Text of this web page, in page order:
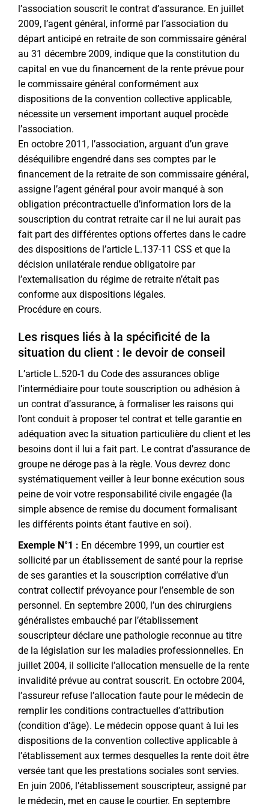
l’association souscrit le contrat d’assurance. En juillet
2009, l’agent général, informé par l’association du
départ anticipé en retraite de son commissaire général
au 31 décembre 2009, indique que la constitution du
capital en vue du financement de la rente prévue pour
le commissaire général conformément aux
dispositions de la convention collective applicable,
nécessite un versement important auquel procède
l’association.
En octobre 2011, l’association, arguant d’un grave
déséquilibre engendré dans ses comptes par le
financement de la retraite de son commissaire général,
assigne l’agent général pour avoir manqué à son
obligation précontractuelle d’information lors de la
souscription du contrat retraite car il ne lui aurait pas
fait part des différentes options offertes dans le cadre
des dispositions de l’article L.137-11 CSS et que la
décision unilatérale rendue obligatoire par
l’externalisation du régime de retraite n’était pas
conforme aux dispositions légales.
Procédure en cours.
Les risques liés à la spécificité de la
situation du client : le devoir de conseil
L’article L.520-1 du Code des assurances oblige
l’intermédiaire pour toute souscription ou adhésion à
un contrat d’assurance, à formaliser les raisons qui
l’ont conduit à proposer tel contrat et telle garantie en
adéquation avec la situation particulière du client et les
besoins dont il lui a fait part. Le contrat d’assurance de
groupe ne déroge pas à la règle. Vous devrez donc
systématiquement veiller à leur bonne exécution sous
peine de voir votre responsabilité civile engagée (la
simple absence de remise du document formalisant
les différents points étant fautive en soi).
Exemple N°1 : En décembre 1999, un courtier est
sollicité par un établissement de santé pour la reprise
de ses garanties et la souscription corrélative d’un
contrat collectif prévoyance pour l’ensemble de son
personnel. En septembre 2000, l’un des chirurgiens
généralistes embauché par l’établissement
souscripteur déclare une pathologie reconnue au titre
de la législation sur les maladies professionnelles. En
juillet 2004, il sollicite l’allocation mensuelle de la rente
invalidité prévue au contrat souscrit. En octobre 2004,
l’assureur refuse l’allocation faute pour le médecin de
remplir les conditions contractuelles d’attribution
(condition d’âge). Le médecin oppose quant à lui les
dispositions de la convention collective applicable à
l’établissement aux termes desquelles la rente doit être
versée tant que les prestations sociales sont servies.
En juin 2006, l’établissement souscripteur, assigné par
le médecin, met en cause le courtier. En septembre